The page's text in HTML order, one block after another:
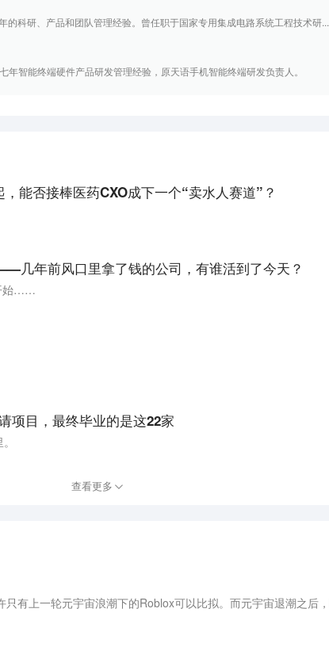
的科研、产品和团队管理经验。曾任职于国家专用集成电路系统工程技术研...
年智能终端硬件产品研发管理经验，原天语手机智能终端研发负责人。
能否接棒医药CXO成下一个“卖水人赛道”？
几年前风口里拿了钱的公司，有谁活到了今天？
始……
项目，最终毕业的是这22家
查看更多